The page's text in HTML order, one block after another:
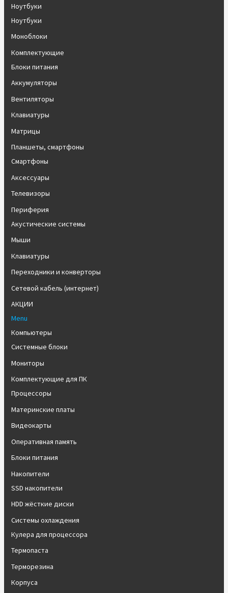
Ноутбуки
Ноутбуки
Моноблоки
Комплектующие
Блоки питания
Аккумуляторы
Вентиляторы
Клавиатуры
Матрицы
Планшеты, смартфоны
Смартфоны
Аксессуары
Телевизоры
Периферия
Акустические системы
Мыши
Клавиатуры
Переходники и конверторы
Сетевой кабель (интернет)
АКЦИИ
Menu
Компьютеры
Системные блоки
Мониторы
Комплектующие для ПК
Процессоры
Материнские платы
Видеокарты
Оперативная память
Блоки питания
Накопители
SSD накопители
HDD жёсткие диски
Системы охлаждения
Кулера для процессора
Термопаста
Терморезина
Корпуса